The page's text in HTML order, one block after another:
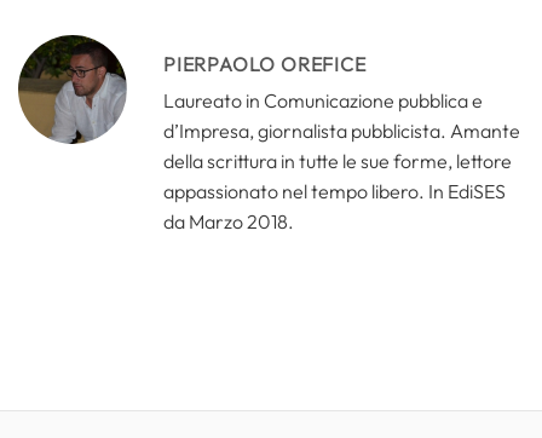
PIERPAOLO OREFICE
Laureato in Comunicazione pubblica e
d’Impresa, giornalista pubblicista. Amante
della scrittura in tutte le sue forme, lettore
appassionato nel tempo libero. In EdiSES
da Marzo 2018.